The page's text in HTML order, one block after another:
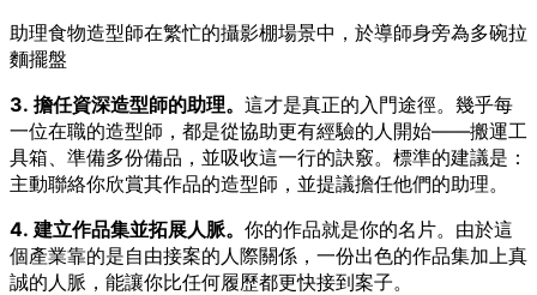
助理食物造型師在繁忙的攝影棚場景中，於導師身旁為多碗拉
麵擺盤
3. 擔任資深造型師的助理。 這才是真正的入門途徑。幾乎每
一位在職的造型師，都是從協助更有經驗的人開始——搬運工
具箱、準備多份備品，並吸收這一行的訣竅。標準的建議是：
主動聯絡你欣賞其作品的造型師，並提議擔任他們的助理。
4. 建立作品集並拓展人脈。 你的作品就是你的名片。由於這
個產業靠的是自由接案的人際關係，一份出色的作品集加上真
誠的人脈，能讓你比任何履歷都更快接到案子。